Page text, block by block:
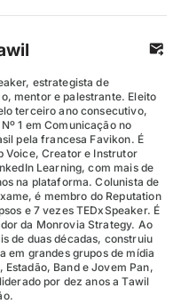
estrategista de
mentor e palestrante. Eleito
terceiro ano consecutivo,
1 em Comunicação no
pela francesa Favikon. É
Voice, Creator e Instrutor
Learning, com mais de
na plataforma. Colunista de
é membro do Reputation
e 7 vezes TEDxSpeaker. É
da Monrovia Strategy. Ao
de duas décadas, construiu
em grandes grupos de mídia
Estadão, Band e Jovem Pan,
por dez anos a Tawil